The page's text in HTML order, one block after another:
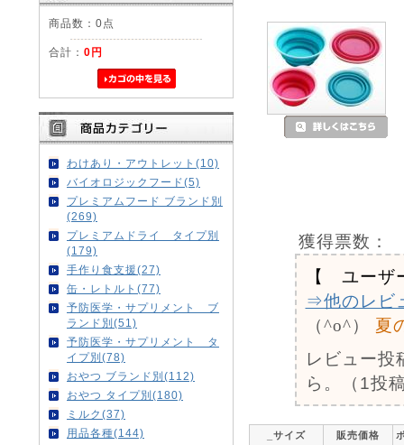
商品数：0点
合計： 0円
わけあり・アウトレット(10)
バイオロジックフード(5)
プレミアムフード ブランド別
(269)
プレミアムドライ タイプ別
(179)
手作り食支援(27)
缶・レトルト(77)
予防医学・サプリメント ブ
ランド別(51)
予防医学・サプリメント タ
イプ別(78)
おやつ ブランド別(112)
おやつ タイプ別(180)
ミルク(37)
用品各種(144)
獲得票数：
【 ユーザ
⇒他のレビ
（^o^）
夏
レビュー投
ら。（1投
_サイズ 販売価格